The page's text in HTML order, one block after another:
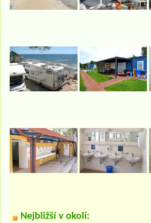
Nejbližší v okolí: